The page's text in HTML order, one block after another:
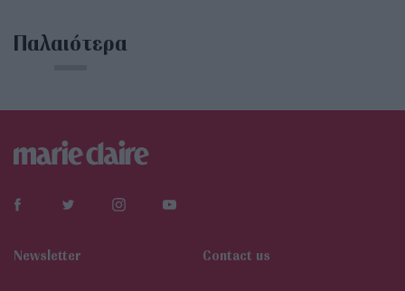
Παλαιότερα
Newsletter Contact us